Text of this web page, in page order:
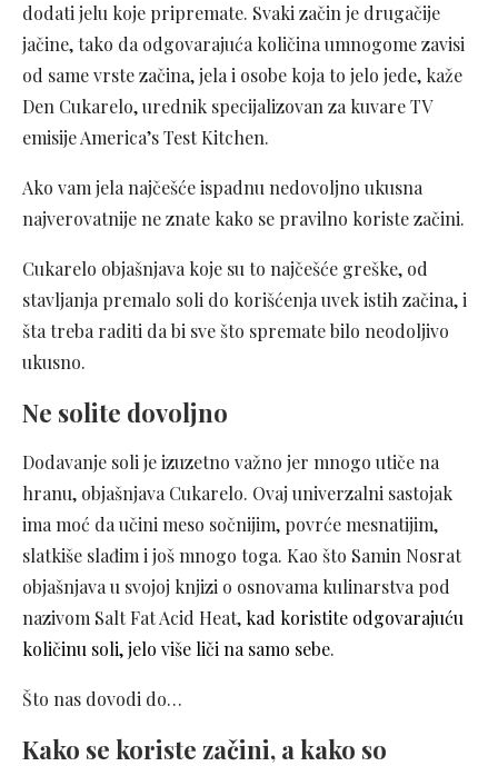
dodati jelu koje pripremate. Svaki začin je drugačije
jačine, tako da odgovarajuća količina umnogome zavisi
od same vrste začina, jela i osobe koja to jelo jede, kaže
Den Cukarelo, urednik specijalizovan za kuvare TV
emisije America’s Test Kitchen.
Ako vam jela najčešće ispadnu nedovoljno ukusna
najverovatnije ne znate kako se pravilno koriste začini.
Cukarelo objašnjava koje su to najčešće greške, od
stavljanja premalo soli do korišćenja uvek istih začina, i
šta treba raditi da bi sve što spremate bilo neodoljivo
ukusno.
Ne solite dovoljno
Dodavanje soli je izuzetno važno jer mnogo utiče na
hranu, objašnjava Cukarelo. Ovaj univerzalni sastojak
ima moć da učini meso sočnijim, povrće mesnatijim,
slatkiše slađim i još mnogo toga. Kao što Samin Nosrat
objašnjava u svojoj knjizi o osnovama kulinarstva pod
nazivom Salt Fat Acid Heat, kad koristite odgovarajuću
količinu soli, jelo više liči na samo sebe.
Što nas dovodi do…
Kako se koriste začini, a kako so